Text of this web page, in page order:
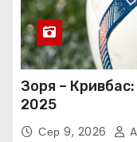
Зоря –
2025
Сер 9, 2026